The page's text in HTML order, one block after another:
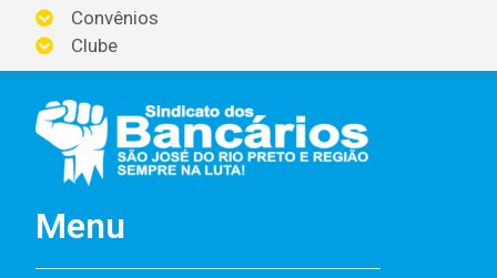
Convênios
Clube
Menu